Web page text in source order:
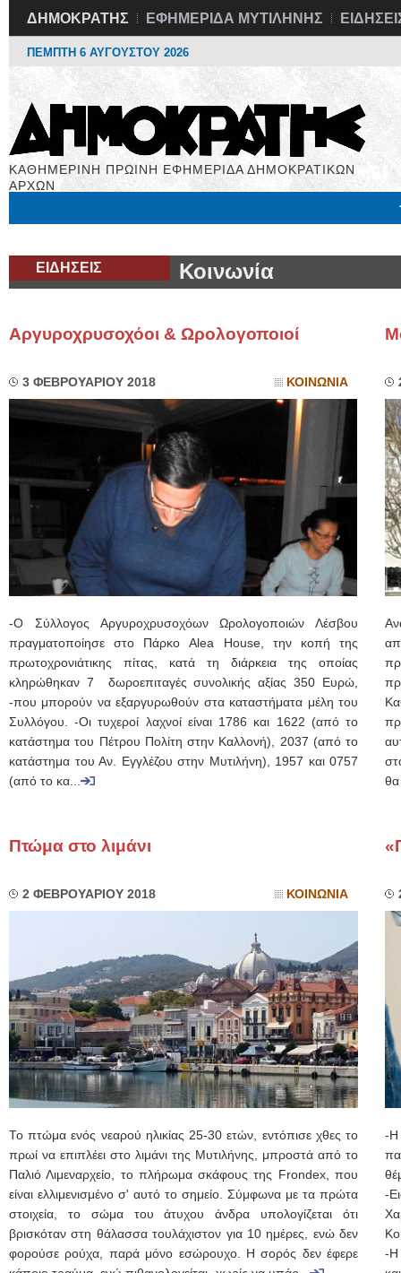
ΔΗΜΟΚΡΑΤΗΣ ΕΦΗΜΕΡΙΔΑ ΜΥΤΙΛΗΝΗΣ
ΠΕΜΠΤΗ 6 ΑΥΓΟΥΣΤΟΥ 2026
ΚΑΘΗΜΕΡΙΝΗ ΠΡΩΙΝΗ ΕΦΗΜΕΡΙΔΑ ΔΗΜΟΚΡΑΤΙΚΩΝ
ΑΡΧΩΝ
ΕΙΔΗΣΕΙΣ Κοινωνία
Αργυροχρυσοχόοι & Ωρολογοποιοί
3 ΦΕΒΡΟΥΑΡΙΟΥ 2018 ΚΟΙΝΩΝΙΑ
-Ο Σύλλογος Αργυροχρυσοχόων Ωρολογοποιών Λέσβου
πραγματοποίησε στο Πάρκο Alea House, την κοπή της
πρωτοχρονιάτικης πίτας, κατά τη διάρκεια της οποίας
κληρώθηκαν 7 δωροεπιταγές συνολικής αξίας 350 Ευρώ,
-που μπορούν να εξαργυρωθούν στα καταστήματα μέλη του
Συλλόγου. -Οι τυχεροί λαχνοί είναι 1786 και 1622 (από το
κατάστημα του Πέτρου Πολίτη στην Καλλονή), 2037 (από το
κατάστημα του Αν. Εγγλέζου στην Μυτιλήνη), 1957 και 0757
(από το κα...
Πτώμα στο λιμάνι
2 ΦΕΒΡΟΥΑΡΙΟΥ 2018 ΚΟΙΝΩΝΙΑ
Το πτώμα ενός νεαρού ηλικίας 25-30 ετών, εντόπισε χθες το
πρωί να επιπλέει στο λιμάνι της Μυτιλήνης, μπροστά από το
Παλιό Λιμεναρχείο, το πλήρωμα σκάφους της Frondex, που
είναι ελλιμενισμένο σ' αυτό το σημείο. Σύμφωνα με τα πρώτα
στοιχεία, το σώμα του άτυχου άνδρα υπολογίζεται ότι
βρισκόταν στη θάλασσα τουλάχιστον για 10 ημέρες, ενώ δεν
φορούσε ρούχα, παρά μόνο εσώρουχο. Η σορός δεν έφερε
-Η
-
-Η